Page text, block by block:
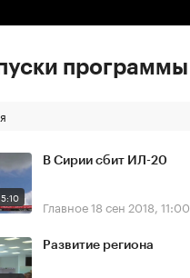
программы
5:10
В Сирии сбит ИЛ-20
Главное18 сен 2018, 11:00
Развитие региона